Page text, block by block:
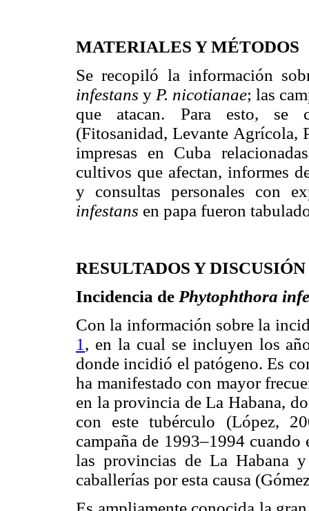
MATERIALES Y MÉTODOS
Se recopiló la información
infestans y P. nicotianae; las
que atacan. Para esto, se
(Fitosanidad, Levante Agrícola,
impresas en Cuba
cultivos que afectan, informes
y consultas personales con
infestans en papa fueron
RESULTADOS Y DISCUSIÓN
Incidencia de Phytophthora
Con la información sobre la
1 , en la cual se incluyen los
donde incidió el patógeno. Es
ha manifestado con mayor
en la provincia de La Habana,
con este tubérculo (López,
campaña de 1993–1994
las provincias de La Habana
caballerías por esta causa